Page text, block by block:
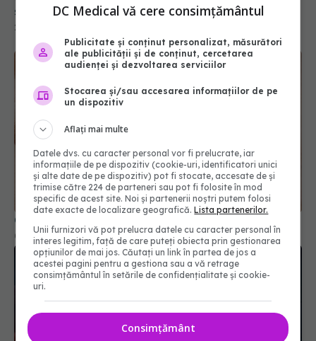
semnele de alarmă care impun consult urgent
27 apr 2026, 13:03
Ce se întâmplă cu ficatul când bem cafea
01 iul 2026, 17:10
DC Medical vă cere consimțământul
Publicitate și conținut personalizat, măsurători
ale publicității și de conținut, cercetarea
audienței și dezvoltarea serviciilor
Stocarea și/sau accesarea informațiilor de pe
un dispozitiv
Aflați mai multe
Datele dvs. cu caracter personal vor fi prelucrate, iar
informațiile de pe dispozitiv (cookie-uri, identificatori unici
și alte date de pe dispozitiv) pot fi stocate, accesate de și
trimise către 224 de parteneri sau pot fi folosite în mod
specific de acest site. Noi și partenerii noștri putem folosi
date exacte de localizare geografică.Lista partenerilor.
Unii furnizori vă pot prelucra datele cu caracter personal în
interes legitim, față de care puteți obiecta prin gestionarea
opțiunilor de mai jos. Căutați un link în partea de jos a
acestei pagini pentru a gestiona sau a vă retrage
consimțământul în setările de confidențialitate și cookie-
uri.
Consimțământ